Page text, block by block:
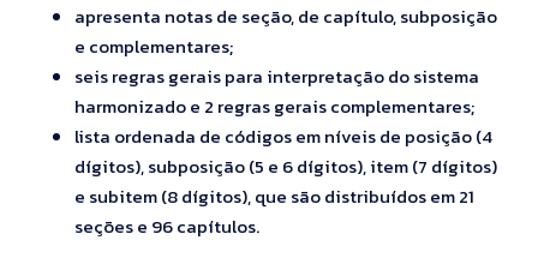
apresenta notas de seção, de capítulo, subposição
e complementares;
seis regras gerais para interpretação do sistema
harmonizado e 2 regras gerais complementares;
lista ordenada de códigos em níveis de posição (4
dígitos), subposição (5 e 6 dígitos), item (7 dígitos)
e subitem (8 dígitos), que são distribuídos em 21
seções e 96 capítulos.